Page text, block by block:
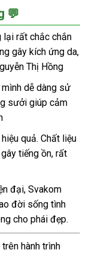
💬
lại rất chắc chắn
gây kích ứng da,
Thị Hồng
dễ dàng sử
sưởi giúp cảm
quả. Chất liệu
tiếng ồn, rất
đại, Svakom
đời sống tình
cho phái đẹp.
hành trình